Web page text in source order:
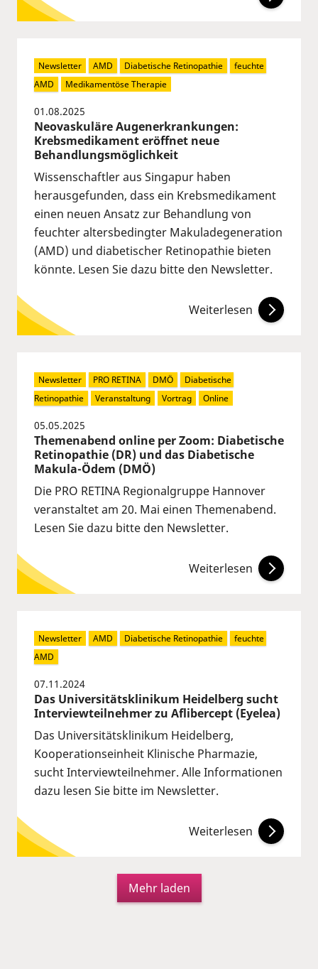
01.08.2025
Neovaskuläre Augenerkrankungen:
Krebsmedikament eröffnet neue
Behandlungsmöglichkeit
Wissenschaftler aus Singapur haben
herausgefunden, dass ein Krebsmedikament
einen neuen Ansatz zur Behandlung von
feuchter altersbedingter Makuladegeneration
(AMD) und diabetischer Retinopathie bieten
könnte. Lesen Sie dazu bitte den Newsletter.
Newsletter AMD Diabetische Retinopathie
feuchte
AMD
Medikamentöse Therapie
Weiterlesen
05.05.2025
Themenabend online per Zoom: Diabetische
Retinopathie (DR) und das Diabetische
Makula-Ödem (DMÖ)
Die PRO RETINA Regionalgruppe Hannover
veranstaltet am 20. Mai einen Themenabend.
Lesen Sie dazu bitte den Newsletter.
Newsletter PRO RETINA DMÖ
Diabetische
Retinopathie
Veranstaltung Vortrag Online
Weiterlesen
07.11.2024
Das Universitätsklinikum Heidelberg sucht
Interviewteilnehmer zu Aflibercept (Eyelea)
Das Universitätsklinikum Heidelberg,
Kooperationseinheit Klinische Pharmazie,
sucht Interviewteilnehmer. Alle Informationen
dazu lesen Sie bitte im Newsletter.
Newsletter AMD Diabetische Retinopathie
feuchte
AMD
Weiterlesen
Mehr laden